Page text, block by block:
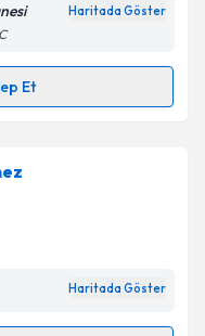
ilişkin
Aydınlatma
belirtilen
ediyorum.
Haritada Göster
Et
takvimi talebi
almanız için bir
ile bilgilendireceğiz.
Haritada Göster